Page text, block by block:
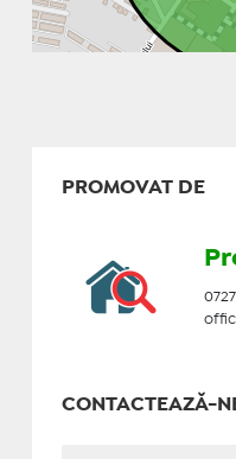
PROMOVAT DE
CONTACTEAZĂ-